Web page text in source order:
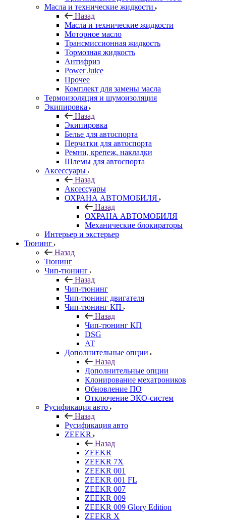
Масла и технические жидкости
Назад
Масла и технические жидкости
Моторное масло
Трансмиссионная жидкость
Тормозная жидкость
Антифриз
Power Juice
Прочее
Комплект для замены масла
Термоизоляция и шумоизоляция
Экипировка
Назад
Экипировка
Белье для автоспорта
Перчатки для автоспорта
Ремни, крепеж, накладки
Шлемы для автоспорта
Аксессуары
Назад
Аксессуары
ОХРАНА АВТОМОБИЛЯ
Назад
ОХРАНА АВТОМОБИЛЯ
Механические блокираторы
Интерьер и экстерьер
Тюнинг
Назад
Тюнинг
Чип-тюнинг
Назад
Чип-тюнинг
Чип-тюнинг двигателя
Чип-тюнинг КП
Назад
Чип-тюнинг КП
DSG
AT
Дополнительные опции
Назад
Дополнительные опции
Клонирование мехатроников
Обновление ПО
Отключение ЭКО-систем
Русификация авто
Назад
Русификация авто
ZEEKR
Назад
ZEEKR
ZEEKR 7X
ZEEKR 001
ZEEKR 001 FL
ZEEKR 007
ZEEKR 009
ZEEKR 009 Glory Edition
ZEEKR X